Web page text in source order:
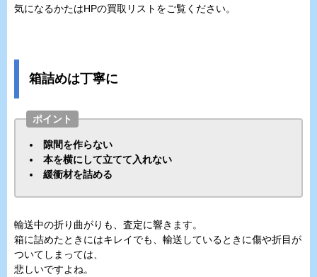
気になるかたはHPの買取リストをご覧ください。
箱詰めは丁寧に
ポイント
隙間を作らない
本を横にして立てて入れない
緩衝材を詰める
輸送中の折り曲がりも、査定に響きます。
箱に詰めたときにはキレイでも、輸送しているときに傷や折目が
ついてしまっては、
悲しいですよね。